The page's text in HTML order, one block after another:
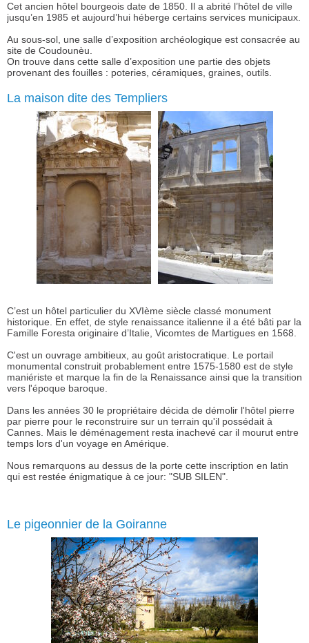
Cet ancien hôtel bourgeois date de 1850. Il a abrité l’hôtel de ville
jusqu’en 1985 et aujourd’hui héberge certains services municipaux.
Au sous-sol, une salle d’exposition archéologique est consacrée au
site de Coudounèu.
On trouve dans cette salle d’exposition une partie des objets
provenant des fouilles : poteries, céramiques, graines, outils.
La maison dite des Templiers
C’est un hôtel particulier du XVIème siècle classé monument
historique. En effet, de style renaissance italienne il a été bâti par la
Famille Foresta originaire d’Italie, Vicomtes de Martigues en 1568.
C'est un ouvrage ambitieux, au goût aristocratique. Le portail
monumental construit probablement entre 1575-1580 est de style
maniériste et marque la fin de la Renaissance ainsi que la transition
vers l'époque baroque.
Dans les années 30 le propriétaire décida de démolir l'hôtel pierre
par pierre pour le reconstruire sur un terrain qu'il possédait à
Cannes. Mais le déménagement resta inachevé car il mourut entre
temps lors d'un voyage en Amérique.
Nous remarquons au dessus de la porte cette inscription en latin
qui est restée énigmatique à ce jour: "SUB SILEN".
Le pigeonnier de la Goiranne